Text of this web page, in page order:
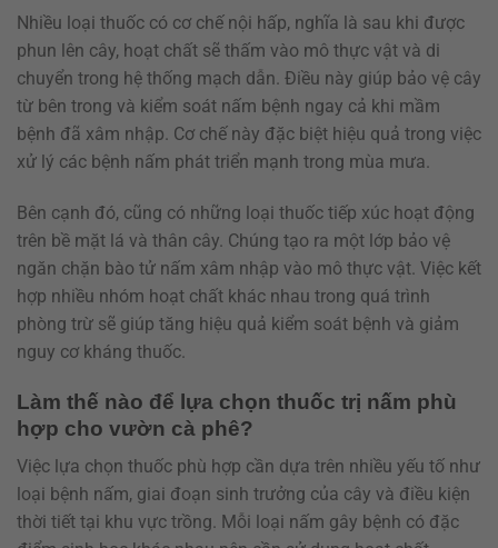
Nhiều loại thuốc có cơ chế nội hấp, nghĩa là sau khi được
phun lên cây, hoạt chất sẽ thấm vào mô thực vật và di
chuyển trong hệ thống mạch dẫn. Điều này giúp bảo vệ cây
từ bên trong và kiểm soát nấm bệnh ngay cả khi mầm
bệnh đã xâm nhập. Cơ chế này đặc biệt hiệu quả trong việc
xử lý các bệnh nấm phát triển mạnh trong mùa mưa.
Bên cạnh đó, cũng có những loại thuốc tiếp xúc hoạt động
trên bề mặt lá và thân cây. Chúng tạo ra một lớp bảo vệ
ngăn chặn bào tử nấm xâm nhập vào mô thực vật. Việc kết
hợp nhiều nhóm hoạt chất khác nhau trong quá trình
phòng trừ sẽ giúp tăng hiệu quả kiểm soát bệnh và giảm
nguy cơ kháng thuốc.
Làm thế nào để lựa chọn thuốc trị nấm phù
hợp cho vườn cà phê?
Việc lựa chọn thuốc phù hợp cần dựa trên nhiều yếu tố như
loại bệnh nấm, giai đoạn sinh trưởng của cây và điều kiện
thời tiết tại khu vực trồng. Mỗi loại nấm gây bệnh có đặc